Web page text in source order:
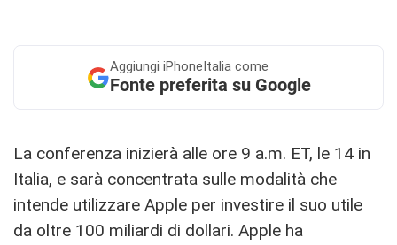
Aggiungi iPhoneItalia come
Fonte preferita su Google
La conferenza inizierà alle ore 9 a.m. ET, le 14 in
Italia, e sarà concentrata sulle modalità che
intende utilizzare Apple per investire il suo utile
da oltre 100 miliardi di dollari. Apple ha